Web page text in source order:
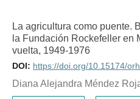
La agricultura como puente.
la Fundación Rockefeller en
vuelta, 1949-1976
DOI: https://doi.org/10.15174/
Diana Alejandra Méndez